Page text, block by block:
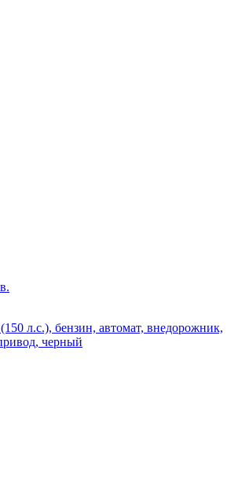
л.с.), бензин, автомат, внедорожник,
черный